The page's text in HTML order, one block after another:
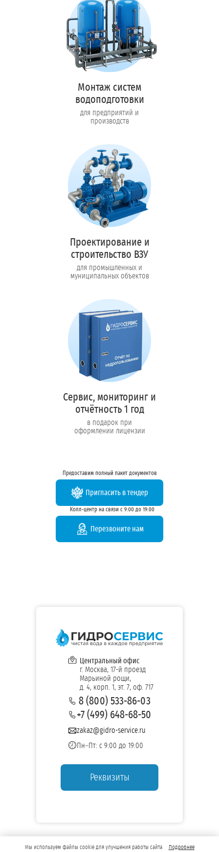
Монтаж систем
водоподготовки
для предприятий и
производств
Проектирование и
строительство ВЗУ
для промышленных и
муниципальных объектов
Сервис, мониторинг и
отчётность 1 год
в подарок при
оформлении лицензии
Предоставим полный пакет документов
Пригласить в тендер
Колл-центр на связи с 9:00 до 19:00
Перезвоните нам
Центральный офис
г. Москва, 17-й проезд
Марьиной рощи,
д. 4, корп. 1, эт. 7, оф. 717
8 (800) 533-86-03
+7 (499) 648-68-50
zakaz@gidro-service.ru
Пн–Пт: с 9:00 до 19:00
Реквизиты
Мы используем файлы cookie для улучшения работы сайта Подробнее